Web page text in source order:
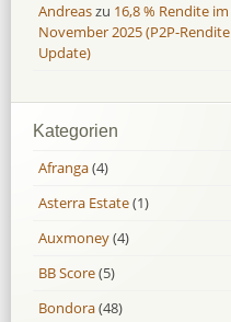
Andreaszu 16,8 % Rendite im
November 2025 (P2P-Rendite
Update)
Kategorien
Afranga(4)
Asterra Estate(1)
Auxmoney(4)
BB Score(5)
Bondora(48)